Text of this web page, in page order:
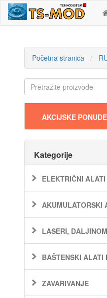
Početna stranica
AKCIJSKE PONUDE
Kategorije
ELEKTRIČNI ALATI
AKUMULATORSKI
LASERI,
BAŠTENSKI ALATI
ZAVARIVANJE